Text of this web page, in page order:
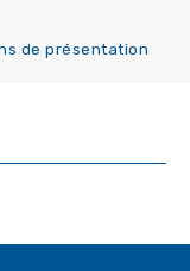
de présentation